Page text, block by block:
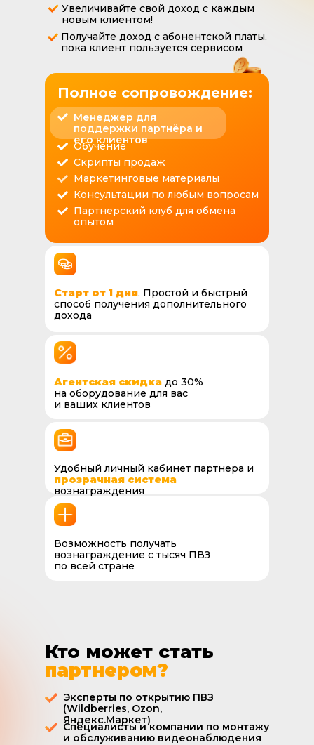
Cтарт от 1 дня. Простой и быстрый
способ получения дополнительного
дохода
Полное сопровождение:
Партнерский клуб для обмена
опытом
Консультации по любым вопросам
Маркетинговые материалы
Скрипты продаж
Обучение
Менеджер для
поддержки партнёра и
его клиентов
Агентская скидка до 30%
на оборудование для вас
и ваших клиентов
Удобный личный кабинет партнера и
прозрачная система
вознаграждения
Возможность получать
вознаграждение с тысяч ПВЗ
по всей стране
Получайте доход с абонентской платы,
пока клиент пользуется сервисом
Увеличивайте свой доход с каждым
новым клиентом!
Кто может стать
партнером?
Эксперты по открытию ПВЗ
(Wildberries, Ozon,
Яндекс.Маркет)
Специалисты и компании по монтажу
и обслуживанию видеонаблюдения